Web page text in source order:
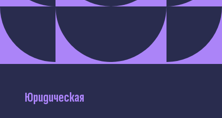
Юридическая